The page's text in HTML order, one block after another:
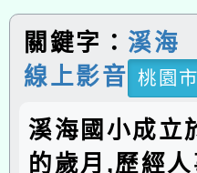
關鍵字： 溪海
線上影音 桃園市
溪海國小成立
的歲月,歷經